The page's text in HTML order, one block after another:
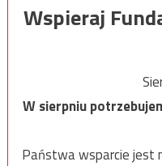
Wspieraj
W sierpniu
Państwa wsparcie jest